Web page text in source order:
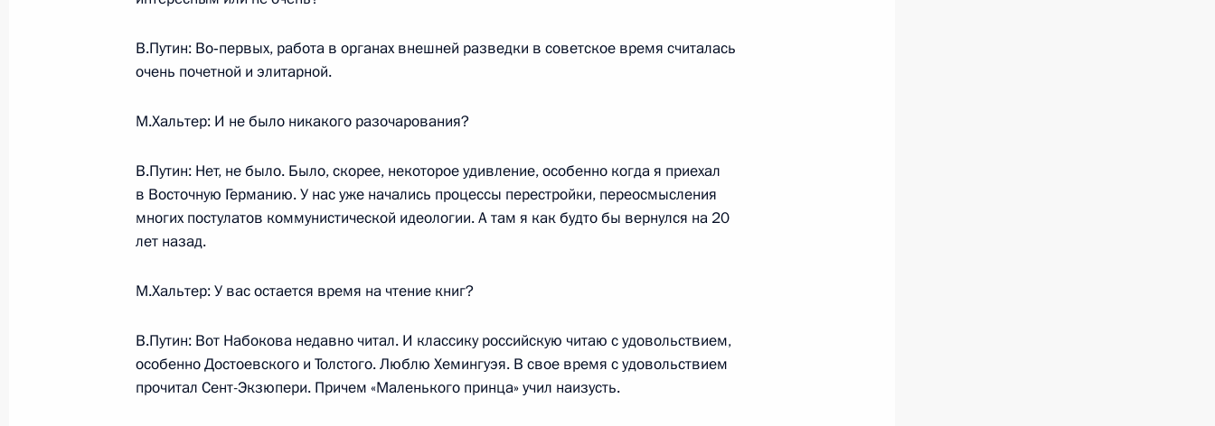
В.Путин: Во‑первых, работа в органах внешней разведки в советское время считалась
очень почетной и элитарной.
М.Хальтер: И не было никакого разочарования?
В.Путин: Нет, не было. Было, скорее, некоторое удивление, особенно когда я приехал
в Восточную Германию. У нас уже начались процессы перестройки, переосмысления
многих постулатов коммунистической идеологии. А там я как будто бы вернулся на 20
лет назад.
М.Хальтер: У вас остается время на чтение книг?
В.Путин: Вот Набокова недавно читал. И классику российскую читаю с удовольствием,
особенно Достоевского и Толстого. Люблю Хемингуэя. В свое время с удовольствием
прочитал Сент-Экзюпери. Причем «Маленького принца» учил наизусть.